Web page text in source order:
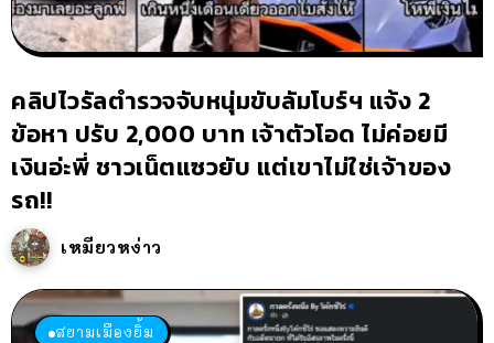
คลิปไวรัลตำรวจจับหนุ่มขับลัมโบร์ฯ แจ้ง 2
ข้อหา ปรับ 2,000 บาท เจ้าตัวโอด ไม่ค่อยมี
เงินอ่ะพี่ ชาวเน็ตแซวยับ แต่เขาไม่ใช่เจ้าของ
รถ!!
เหมียวหง่าว
สยามเมืองยิ้ม